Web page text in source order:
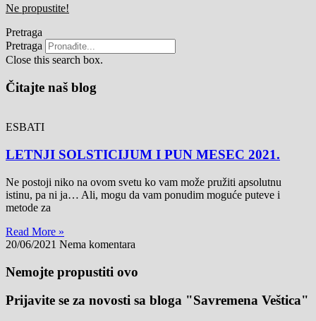
Ne propustite!
Pretraga
Pretraga
Close this search box.
Čitajte naš blog
ESBATI
LETNJI SOLSTICIJUM I PUN MESEC 2021.
Ne postoji niko na ovom svetu ko vam može pružiti apsolutnu
istinu, pa ni ja… Ali, mogu da vam ponudim moguće puteve i
metode za
Read More »
20/06/2021 Nema komentara
Nemojte propustiti ovo
Prijavite se za novosti sa bloga "Savremena Veštica"